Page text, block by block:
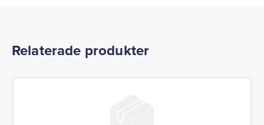
Relaterade produkter